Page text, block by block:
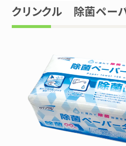
クリンクル 除菌ペー